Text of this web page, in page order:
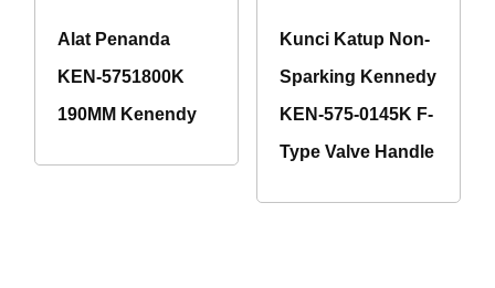
Alat Penanda
KEN-5751800K
190MM Kenendy
Kunci Katup Non-
Sparking Kennedy
KEN-575-0145K F-
Type Valve Handle